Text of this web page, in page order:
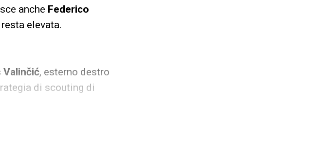
anche Federico
elevata.
Valinčić, esterno destro
di scouting di